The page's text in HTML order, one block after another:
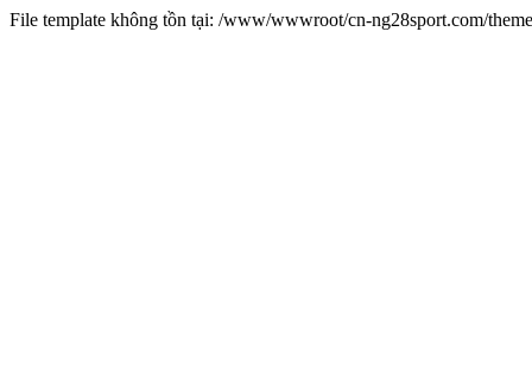
File template không tồn tại: /www/wwwroot/cn-ng28sport.com/